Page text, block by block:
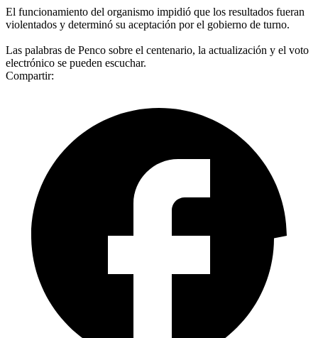
El funcionamiento del organismo impidió que los resultados fueran
violentados y determinó su aceptación por el gobierno de turno.
Las palabras de Penco sobre el centenario, la actualización y el voto
electrónico se pueden escuchar.
Compartir: